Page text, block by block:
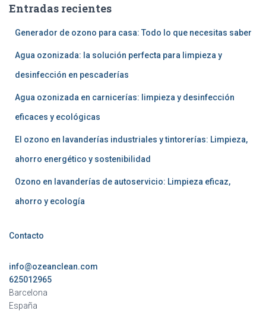
Entradas recientes
Generador de ozono para casa: Todo lo que necesitas saber
Agua ozonizada: la solución perfecta para limpieza y
desinfección en pescaderías
Agua ozonizada en carnicerías: limpieza y desinfección
eficaces y ecológicas
El ozono en lavanderías industriales y tintorerías: Limpieza,
ahorro energético y sostenibilidad
Ozono en lavanderías de autoservicio: Limpieza eficaz,
ahorro y ecología
Contacto
info@ozeanclean.com
625012965
Barcelona
España